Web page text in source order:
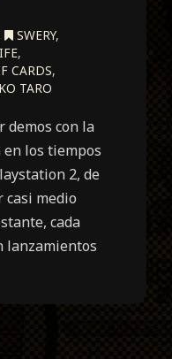
SWERY,
,
CARDS,
TARO
demos con la
los tiempos
2, de
casi medio
cada
lanzamientos